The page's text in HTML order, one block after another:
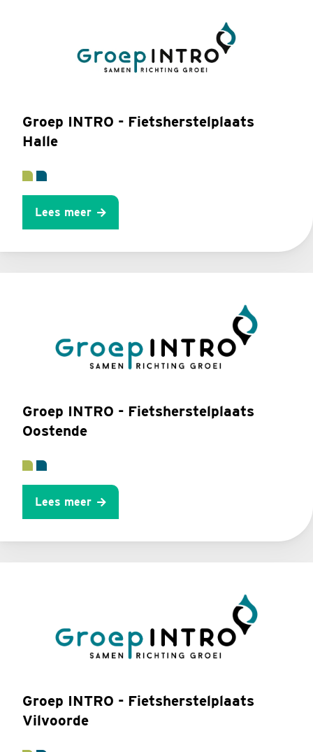
Groep INTRO - Fietsherstelplaats
Halle
Lees meer
Groep INTRO - Fietsherstelplaats
Oostende
Lees meer
Groep INTRO - Fietsherstelplaats
Vilvoorde